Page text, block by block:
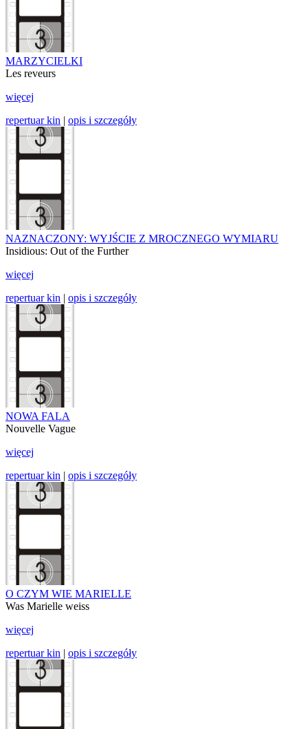
MARZYCIELKI
Les reveurs
więcej
repertuar kin | opis i szczegóły
NAZNACZONY: WYJŚCIE Z MROCZNEGO WYMIARU
Insidious: Out of the Further
więcej
repertuar kin | opis i szczegóły
NOWA FALA
Nouvelle Vague
więcej
repertuar kin | opis i szczegóły
O CZYM WIE MARIELLE
Was Marielle weiss
więcej
repertuar kin | opis i szczegóły